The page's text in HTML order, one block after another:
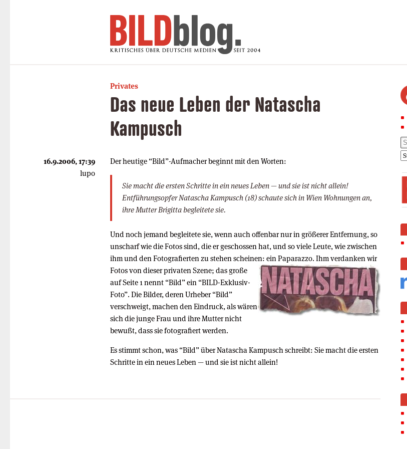
Privates
Das neue Leben der Natascha
Kampusch
Der heutige “Bild”-Aufmacher beginnt mit den Worten:
Sie macht die ersten Schritte in ein neues Leben — und sie ist nicht allein!
Entführungsopfer Natascha Kampusch (18) schaute sich in Wien Wohnungen an,
ihre Mutter Brigitta begleitete sie.
Und noch jemand begleitete sie, wenn auch offenbar nur in größerer Entfernung, so
unscharf wie die Fotos sind, die er geschossen hat, und so viele Leute, wie zwischen
ihm und den Fotografierten zu stehen scheinen: ein Paparazzo. Ihm verdanken wir
Fotos von dieser privaten Szene; das große
auf Seite 1 nennt “Bild” ein “BILD-Exklusiv-
Foto”. Die Bilder, deren Urheber “Bild”
verschweigt, machen den Eindruck, als wären
sich die junge Frau und ihre Mutter nicht
bewußt, dass sie fotografiert werden.
Es stimmt schon, was “Bild” über Natascha Kampusch schreibt: Sie macht die ersten
Schritte in ein neues Leben — und sie ist nicht allein!
16.9.2006, 17:39
lupo